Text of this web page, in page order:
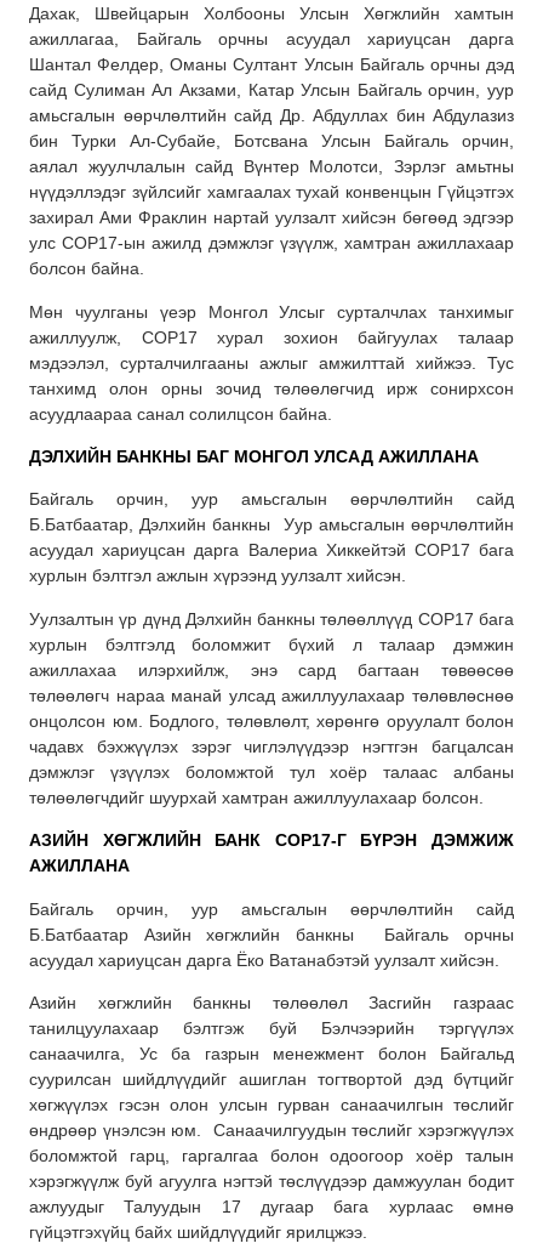
Дахак, Швейцарын Холбооны Улсын Хөгжлийн хамтын
ажиллагаа, Байгаль орчны асуудал хариуцсан дарга
Шантал Фелдер, Оманы Султант Улсын Байгаль орчны дэд
сайд Сулиман Ал Акзами, Катар Улсын Байгаль орчин, уур
амьсгалын өөрчлөлтийн сайд Др. Абдуллах бин Абдулазиз
бин Турки Ал-Субайе, Ботсвана Улсын Байгаль орчин,
аялал жуулчлалын сайд Вүнтер Молотси, Зэрлэг амьтны
нүүдэллэдэг зүйлсийг хамгаалах тухай конвенцын Гүйцэтгэх
захирал Ами Фраклин нартай уулзалт хийсэн бөгөөд эдгээр
улс COP17-ын ажилд дэмжлэг үзүүлж, хамтран ажиллахаар
болсон байна.
Мөн чуулганы үеэр Монгол Улсыг сурталчлах танхимыг
ажиллуулж, COP17 хурал зохион байгуулах талаар
мэдээлэл, сурталчилгааны ажлыг амжилттай хийжээ. Тус
танхимд олон орны зочид төлөөлөгчид ирж сонирхсон
асуудлаараа санал солилцсон байна.
ДЭЛХИЙН БАНКНЫ БАГ МОНГОЛ УЛСАД АЖИЛЛАНА
Байгаль орчин, уур амьсгалын өөрчлөлтийн сайд
Б.Батбаатар, Дэлхийн банкны Уур амьсгалын өөрчлөлтийн
асуудал хариуцсан дарга Валериа Хиккейтэй COP17 бага
хурлын бэлтгэл ажлын хүрээнд уулзалт хийсэн.
Уулзалтын үр дүнд Дэлхийн банкны төлөөллүүд COP17 бага
хурлын бэлтгэлд боломжит бүхий л талаар дэмжин
ажиллахаа илэрхийлж, энэ сард багтаан төвөөсөө
төлөөлөгч нараа манай улсад ажиллуулахаар төлөвлөснөө
онцолсон юм. Бодлого, төлөвлөлт, хөрөнгө оруулалт болон
чадавх бэхжүүлэх зэрэг чиглэлүүдээр нэгтгэн багцалсан
дэмжлэг үзүүлэх боломжтой тул хоёр талаас албаны
төлөөлөгчдийг шуурхай хамтран ажиллуулахаар болсон.
АЗИЙН ХӨГЖЛИЙН БАНК COP17-Г БҮРЭН ДЭМЖИЖ
АЖИЛЛАНА
Байгаль орчин, уур амьсгалын өөрчлөлтийн сайд
Б.Батбаатар Азийн хөгжлийн банкны Байгаль орчны
асуудал хариуцсан дарга Ёко Ватанабэтэй уулзалт хийсэн.
Азийн хөгжлийн банкны төлөөлөл Засгийн газраас
танилцуулахаар бэлтгэж буй Бэлчээрийн тэргүүлэх
санаачилга, Ус ба газрын менежмент болон Байгальд
суурилсан шийдлүүдийг ашиглан тогтвортой дэд бүтцийг
хөгжүүлэх гэсэн олон улсын гурван санаачилгын төслийг
өндрөөр үнэлсэн юм. Санаачилгуудын төслийг хэрэгжүүлэх
боломжтой гарц, гаргалгаа болон одоогоор хоёр талын
хэрэгжүүлж буй агуулга нэгтэй төслүүдээр дамжуулан бодит
ажлуудыг Талуудын 17 дугаар бага хурлаас өмнө
гүйцэтгэхүйц байх шийдлүүдийг ярилцжээ.